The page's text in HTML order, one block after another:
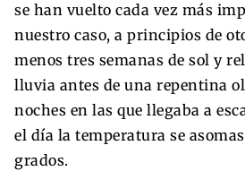
se han vuelto cada vez más
nuestro caso, a principios de
menos tres semanas de sol y
lluvia antes de una repentina
noches en las que llegaba a
el día la temperatura se
grados.